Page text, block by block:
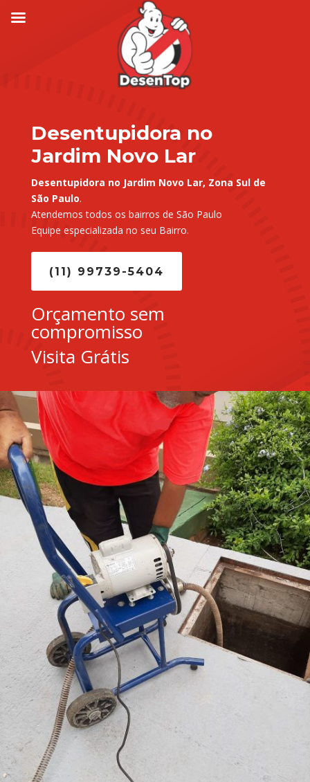
Desentupidora no
Jardim Novo Lar
Desentupidora no Jardim Novo Lar, Zona Sul de
São Paulo.
Atendemos todos os bairros de São Paulo
Equipe especializada no seu Bairro.
(11) 99739-5404
Orçamento sem
compromisso
Visita Grátis